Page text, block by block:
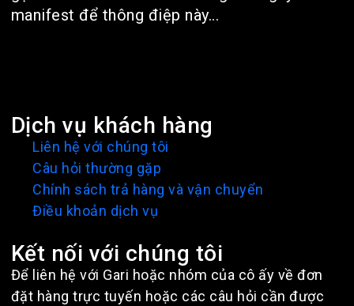
manifest để thông điệp này...
Dịch vụ khách hàng
Liên hệ với chúng tôi
Câu hỏi thường gặp
Chính sách trả hàng và vận chuyển
Điều khoản dịch vụ
Kết nối với chúng tôi
Để liên hệ với Gari hoặc nhóm của cô ấy về đơn
đặt hàng trực tuyến hoặc các câu hỏi cần được